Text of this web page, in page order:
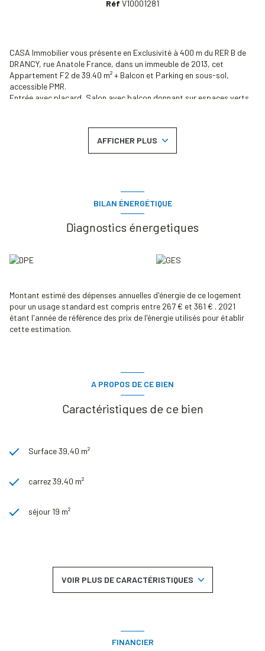
Réf V10001281
CASA Immobilier vous présente en Exclusivité à 400 m du RER B de
DRANCY, rue Anatole France, dans un immeuble de 2013, cet
Appartement F2 de 39.40 m² + Balcon et Parking en sous-sol,
accessible PMR.
Entrée avec placard, Salon avec balcon donnant sur espaces verts,
Découvrez dès maintenant cet appartement grâce à sa Visite
Honoraires charge vendeur. Agent Immobilier.
Les informations sur les risques auxquels ce bien est exposé sont
disponibles sur le site Géorisques : www.georisques.gouv.fr
disponibles sur le site
AFFICHER PLUS
BILAN ÉNERGÉTIQUE
Diagnostics énergetiques
Montant estimé des dépenses annuelles d'énergie de ce logement
pour un usage standard est compris entre 267 € et 361 € . 2021
étant l'année de référence des prix de l'énergie utilisés pour établir
cette estimation.
A PROPOS DE CE BIEN
Caractéristiques de ce bien
Surface 39,40 m²
carrez 39,40 m²
séjour 19 m²
cuisine américaine (semi-équipée)
VOIR PLUS DE CARACTÉRISTIQUES
FINANCIER